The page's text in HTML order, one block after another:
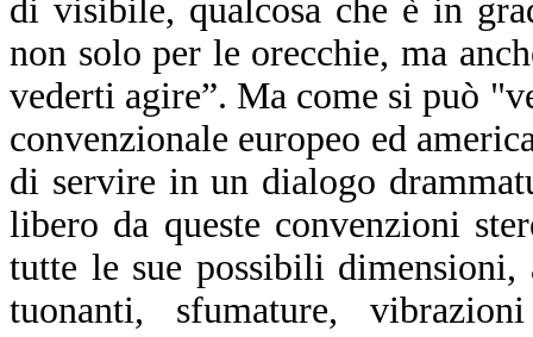
di visibile, qualcosa che è in
non solo per le orecchie, ma
vederti agire”. Ma come si può
convenzionale europeo ed
di servire in un dialogo
libero da queste convenzioni
tutte le sue possibili
tuonanti, sfumature,